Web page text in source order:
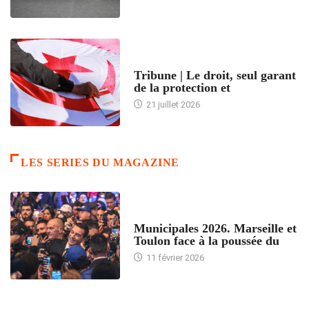
Tribune | Le droit, seul garant
de la protection et
21 juillet 2026
LES SERIES DU MAGAZINE
Municipales 2026. Marseille et
Toulon face à la poussée du
11 février 2026